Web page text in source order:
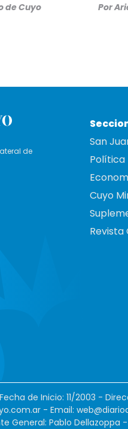
de Cuyo Por
de
San
Política
Cuyo
Revista
de Inicio: 11/2003 -
- Email:
General: Pablo Dellazoppa